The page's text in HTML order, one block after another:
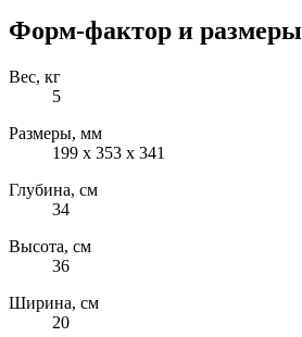
Форм-фактор и размеры
Вес, кг
5
Размеры, мм
199 x 353 x 341
Глубина, см
34
Высота, см
36
Ширина, см
20